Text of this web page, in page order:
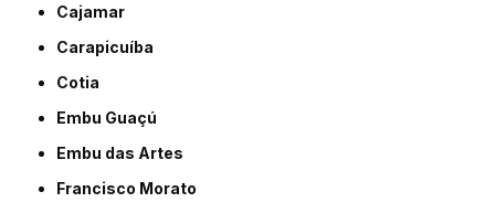
Cajamar
Carapicuíba
Cotia
Embu Guaçú
Embu das Artes
Francisco Morato